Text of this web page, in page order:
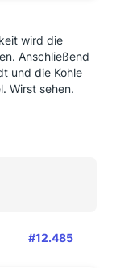
wird die
Anschließend
und die Kohle
Wirst sehen.
#12.485